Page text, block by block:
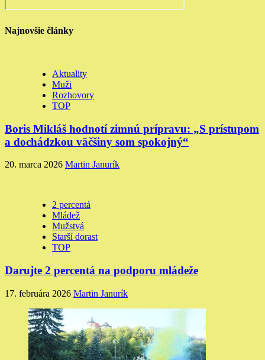
Najnovšie články
Aktuality
Muži
Rozhovory
TOP
Boris Mikláš hodnotí zimnú prípravu: „S prístupom
a dochádzkou väčšiny som spokojný“
20. marca 2026 Martin Janurík
2 percentá
Mládež
Mužstvá
Starší dorast
TOP
Darujte 2 percentá na podporu mládeže
17. februára 2026 Martin Janurík